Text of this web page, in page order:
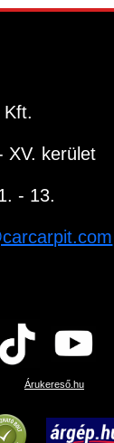
Kft.
XV. kerület
- 13.
Árukereső.hu